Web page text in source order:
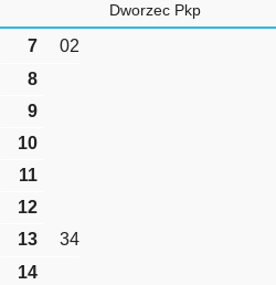
Dworzec Pkp
7
02
8
9
10
11
12
13
34
14